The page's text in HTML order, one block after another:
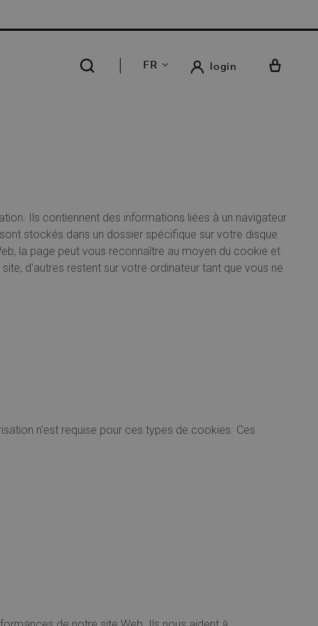
FR login
Ils contiennent des informations liées à un navigateur
stockés dans un dossier spécifique sur votre disque
la page peut vous reconnaître au moyen du cookie et
d'autres restent sur votre ordinateur tant que vous ne
n'est requise pour ces types de cookies. Ces